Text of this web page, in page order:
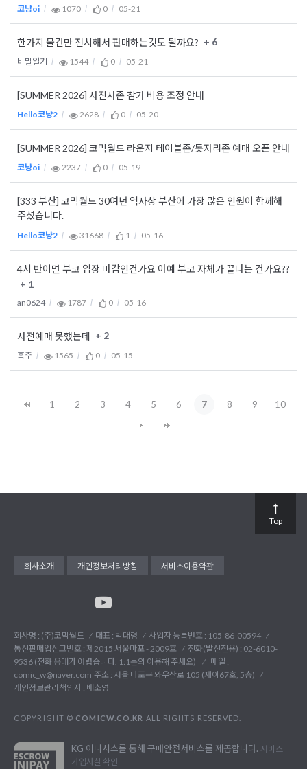
코냥oi 1070 0 05-21
한가지 물건만 전시해서 판매하는것도 될까요? + 6
비밀일기 1544 0 05-21
[SUMMER 2026] 사진사존 참가 비용 조정 안내
Hello코냥2 2628 0 05-20
[SUMMER 2026] 코믹월드 라운지 테이블존/돗자리존 예매 오픈 안내
코냥oi 2237 0 05-19
[333 부산] 코믹월드 30여년 역사상 부산에 가장 많은 인원이 함께해
주셨습니다.
Hello코냥2 31668 1 05-16
4시 반이면 부코 입장 마감인건가요 아예 부코 자체가 끝나는 건가요??
+ 1
an0624 1787 0 05-16
사전예매 못했는데 + 2
흑주 1565 0 05-15
1 2 3 4 5 6 7 8 9 10
회사소개 개인정보처리방침 서비스이용약관
회사명 : (주)코믹월드 대표 : 박대령
사업자 등록번호 : 105-86-00594
통신판매업신고번호 : 제2015 서울마포 - 2009호
전화(발신전용) : 02-6010-
9536 (전화 응대가 어렵습니다. 1:1문의 이용해 주세요)
메일 :
comic_w@naver.com 주소 : 서울 마포구 와우산로 105 (제이67호, 5층)
개인정보관리책임자 : 배소영
COPYRIGHT © COMICW.CO.KR ALL RIGHTS RESERVED.
KG 이니시스를 통해 구매안전서비스를 제공합니다. 서비스
가입사실 확인
Top